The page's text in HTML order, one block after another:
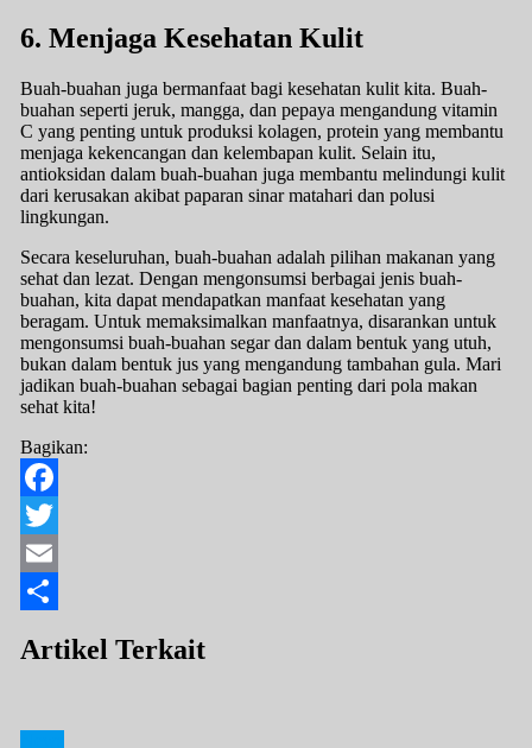
6. Menjaga Kesehatan Kulit
Buah-buahan juga bermanfaat bagi kesehatan kulit kita. Buah-
buahan seperti jeruk, mangga, dan pepaya mengandung vitamin
C yang penting untuk produksi kolagen, protein yang membantu
menjaga kekencangan dan kelembapan kulit. Selain itu,
antioksidan dalam buah-buahan juga membantu melindungi kulit
dari kerusakan akibat paparan sinar matahari dan polusi
lingkungan.
Secara keseluruhan, buah-buahan adalah pilihan makanan yang
sehat dan lezat. Dengan mengonsumsi berbagai jenis buah-
buahan, kita dapat mendapatkan manfaat kesehatan yang
beragam. Untuk memaksimalkan manfaatnya, disarankan untuk
mengonsumsi buah-buahan segar dan dalam bentuk yang utuh,
bukan dalam bentuk jus yang mengandung tambahan gula. Mari
jadikan buah-buahan sebagai bagian penting dari pola makan
sehat kita!
Bagikan:
Facebook
Twitter
Email
Artikel Terkait